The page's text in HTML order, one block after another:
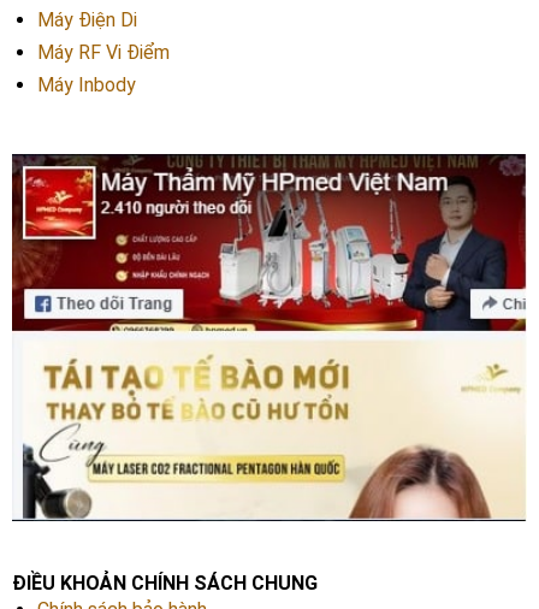
Máy Điện Di
Máy RF Vi Điểm
Máy Inbody
ĐIỀU KHOẢN CHÍNH SÁCH CHUNG